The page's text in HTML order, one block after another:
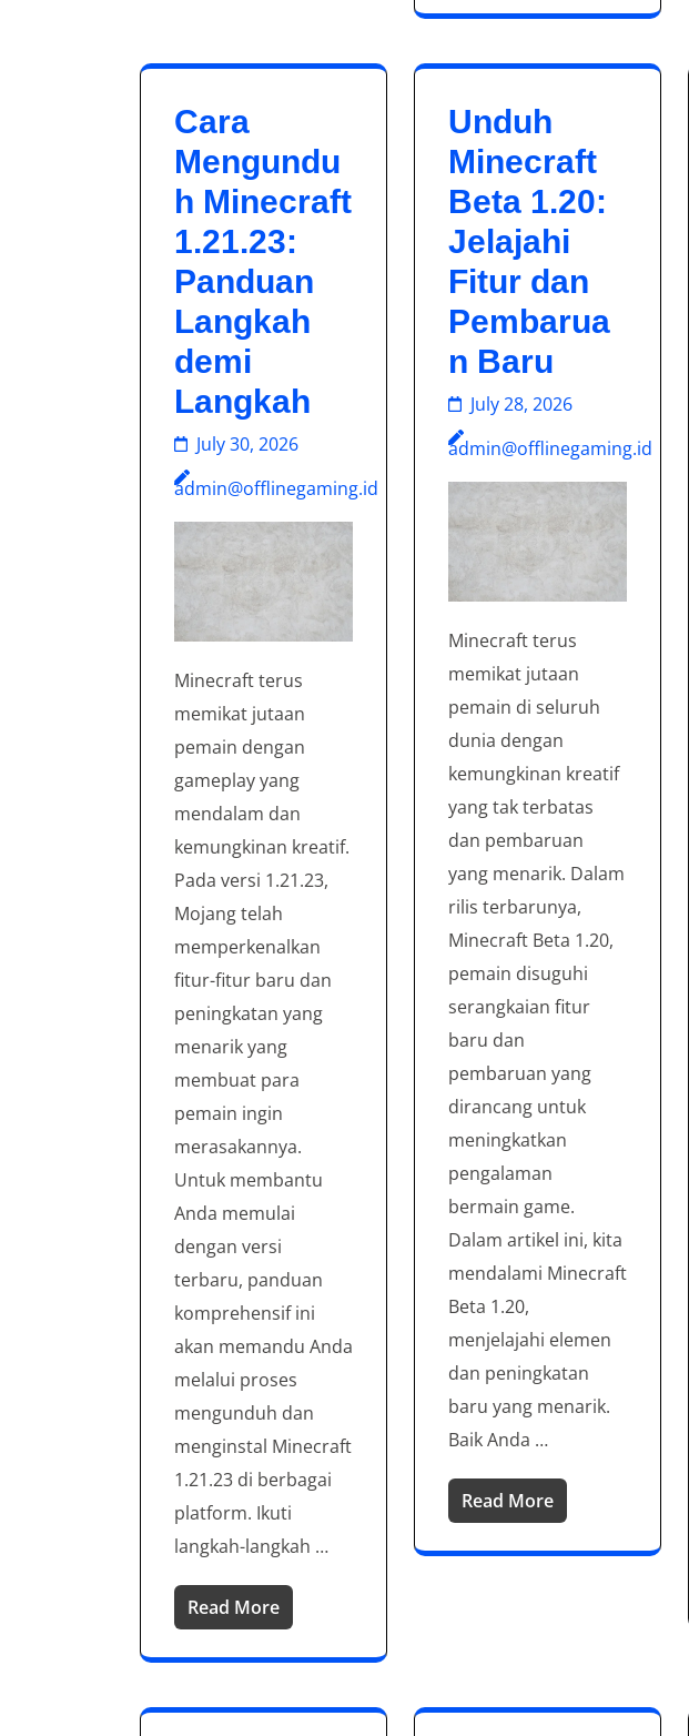
Cara
Mengundu
h Minecraft
1.21.23:
Panduan
Langkah
demi
Langkah
July 30, 2026
admin@offlinegaming.id
Minecraft terus
memikat jutaan
pemain dengan
gameplay yang
mendalam dan
kemungkinan kreatif.
Pada versi 1.21.23,
Mojang telah
memperkenalkan
fitur-fitur baru dan
peningkatan yang
menarik yang
membuat para
pemain ingin
merasakannya.
Untuk membantu
Anda memulai
dengan versi
terbaru, panduan
komprehensif ini
akan memandu Anda
melalui proses
mengunduh dan
menginstal Minecraft
1.21.23 di berbagai
platform. Ikuti
langkah-langkah …
Read More
Unduh
Minecraft
Beta 1.20:
Jelajahi
Fitur dan
Pembarua
n Baru
July 28, 2026
admin@offlinegaming.id
Minecraft terus
memikat jutaan
pemain di seluruh
dunia dengan
kemungkinan kreatif
yang tak terbatas
dan pembaruan
yang menarik. Dalam
rilis terbarunya,
Minecraft Beta 1.20,
pemain disuguhi
serangkaian fitur
baru dan
pembaruan yang
dirancang untuk
meningkatkan
pengalaman
bermain game.
Dalam artikel ini, kita
mendalami Minecraft
Beta 1.20,
menjelajahi elemen
dan peningkatan
baru yang menarik.
Baik Anda …
Read More